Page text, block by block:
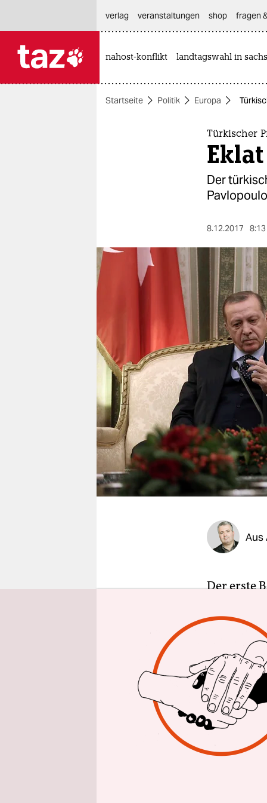
themen
verlag
verlag
veranstaltungen
shop
fragen & hilfe
unterstützen
abo
verlag
veranstaltungen shop fragen
nahost-konflikt landtagswahl in
Startseite Politik Europa
Türkischer
Der
8.12.2017
Aus
Der erste
seit 65
Nur
einem
Vertrag –
bestimmt.
vieles
Zudem